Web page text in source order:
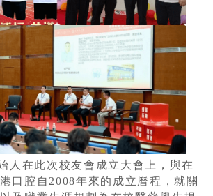
人在此次校友會成立大會上，與在
口腔自2008年來的成立曆程，就關